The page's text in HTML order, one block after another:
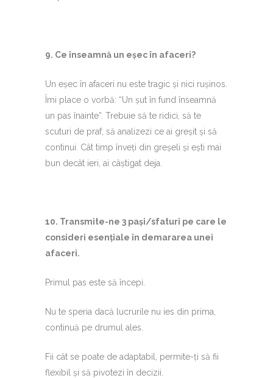
9.⁠ ⁠Ce înseamnă un eșec în afaceri?
Un eșec în afaceri nu este tragic și nici rușinos.
Îmi place o vorbă: “Un șut în fund înseamnă
un pas înainte”. Trebuie să te ridici, să te
scuturi de praf, să analizezi ce ai greșit și să
continui. Cât timp înveți din greșeli și ești mai
bun decât ieri, ai câștigat deja.
10.⁠ ⁠Transmite-ne 3 pași/sfaturi pe care le
consideri esențiale în demararea unei
afaceri.
Primul pas este să începi.
Nu te speria dacă lucrurile nu ies din prima,
continuă pe drumul ales.
Fii cât se poate de adaptabil, permite-ți să fii
flexibil și să pivotezi în decizii.